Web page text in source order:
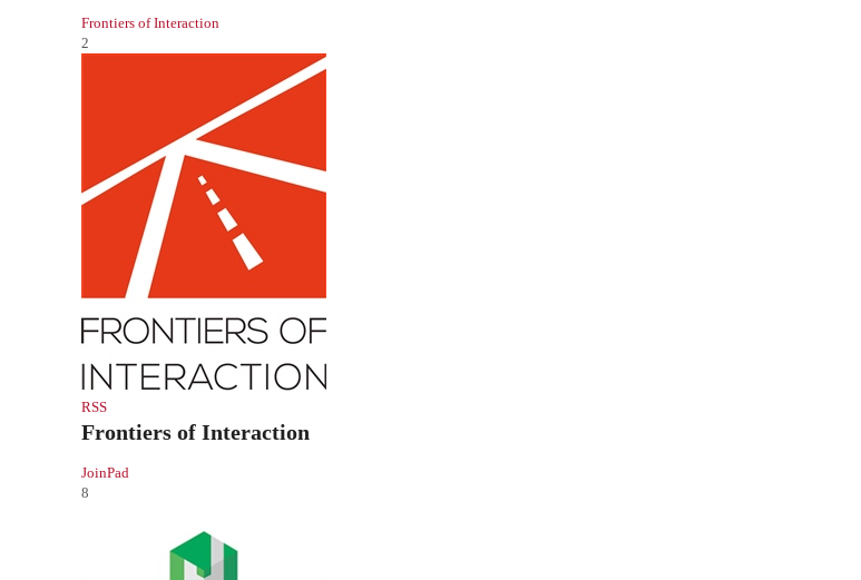
Frontiers of Interaction
2
RSS
Frontiers of Interaction
JoinPad
8